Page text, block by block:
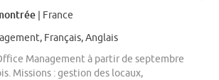
| France
Français, Anglais
Management à partir de septembre
Missions : gestion des locaux,